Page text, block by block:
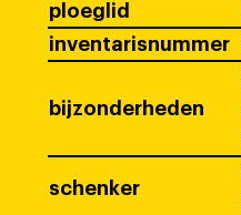
ploeglid
inventarisnummer
bijzonderheden
schenker